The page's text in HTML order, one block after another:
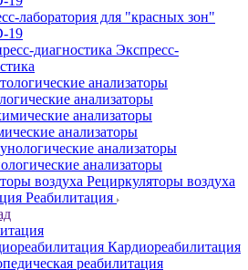
лаборатория для "красных зон"
19
Экспресс-
анализаторы
анализаторы
анализаторы
Рециркуляторы воздуха
Реабилитация
Кардиореабилитация